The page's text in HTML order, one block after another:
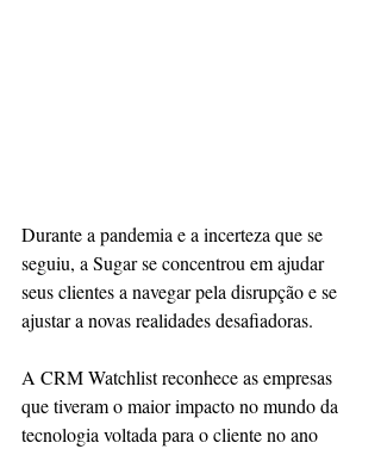
Durante a pandemia e a incerteza que se
seguiu, a Sugar se concentrou em ajudar
seus clientes a navegar pela disrupção e se
ajustar a novas realidades desafiadoras.
A CRM Watchlist reconhece as empresas
que tiveram o maior impacto no mundo da
tecnologia voltada para o cliente no ano